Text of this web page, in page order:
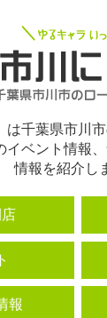
は千葉県市川
イベント情報
情報を紹介し
報